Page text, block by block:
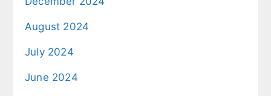
August 2024
July 2024
June 2024